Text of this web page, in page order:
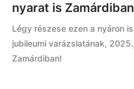
nyarat is
Légy részese ezen a nyáron
jubileumi varázslatának,
Zamárdiban!